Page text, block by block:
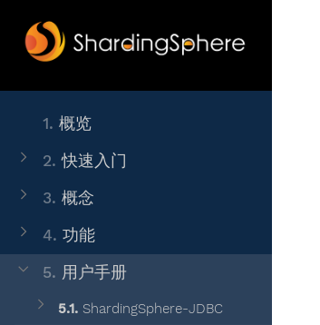
1. 概览
2.快速入门
3. 概念
4. 功能
5. 用户手册
5.1. ShardingSphere-JDBC